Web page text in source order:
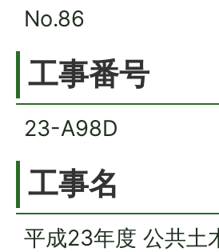
No.86
工事番号
23-A98D
工事名
平成23年度 公共土